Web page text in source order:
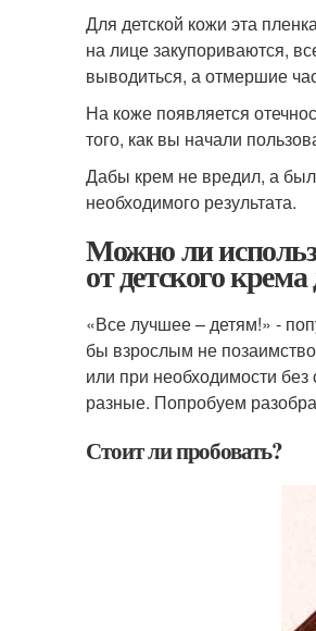
Для детской кожи эта
на лице закупориваются,
выводиться, а отмершие
На коже появляется
того, как вы начали
Дабы крем не вредил, а был
необходимого результата.
Можно ли
от детского
«Все лучшее – детям!» -
бы взрослым не
или при необходимости
разные. Попробуем
Стоит ли пробовать?